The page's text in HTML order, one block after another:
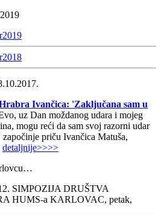
Ivančica: 'Zaključana sam u
uz Dan moždanog udara i mojeg
mogu reći da sam svoj razorni udar
priču Ivančica Matuša,
detaljnije>>>>
SIMPOZIJA DRUŠTVA
HUMS-a KARLOVAC, petak,